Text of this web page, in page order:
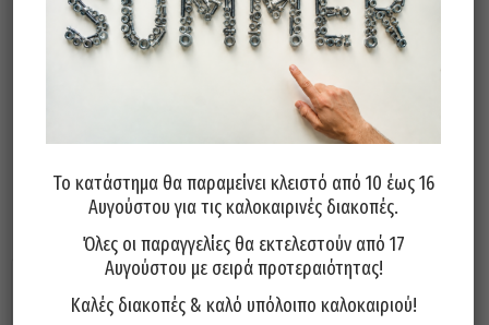
Αντιολισθητική επιφάνεια στην παλάμη
για καλύτερο κράτημα.
Εξαιρετική αντοχή στη τριβή και πολύ
Σχετικά προϊόντα
Το κατάστημα θα παραμείνει κλειστό από 10 έως 16
Αυγούστου για τις καλοκαιρινές διακοπές.
Όλες οι παραγγελίες θα εκτελεστούν από 17
Αυγούστου με σειρά προτεραιότητας!
Καλές διακοπές & καλό υπόλοιπο καλοκαιριού!